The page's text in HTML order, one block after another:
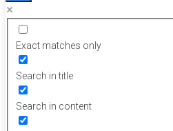
Exact matches only
Search in title
Search in content